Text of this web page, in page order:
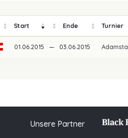
Start Ende Turnier
01.06.2015 — 03.06.2015
Unsere Partner